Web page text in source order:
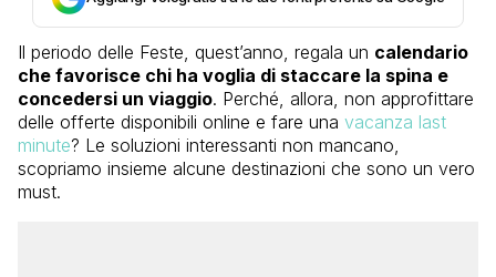
Il periodo delle Feste, quest’anno, regala un calendario
che favorisce chi ha voglia di staccare la spina e
concedersi un viaggio. Perché, allora, non approfittare
delle offerte disponibili online e fare una vacanza last
minute? Le soluzioni interessanti non mancano,
scopriamo insieme alcune destinazioni che sono un vero
must.